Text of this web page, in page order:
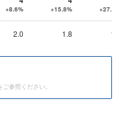
+8.6% +15.8% +27.3%
2.0 1.8 1.9
参照ください。